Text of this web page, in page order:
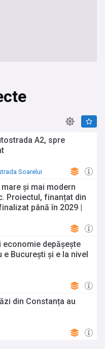
A2, spre
Soarelui
și mai modern
Proiectul, finanțat din
până în 2029 |
economie depășește
București și e la nivel
din Constanța au